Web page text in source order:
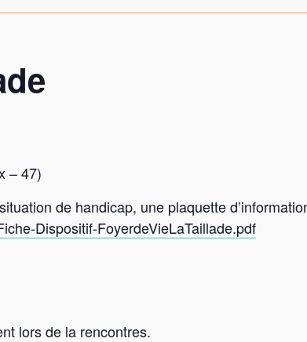
– 47)
de handicap, une plaquette
Dispositif-FoyerdeVieLaTaillade.pdf
lors de la rencontres.